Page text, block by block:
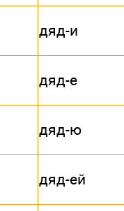
дяд-и
дяд-е
дяд-ю
дяд-ей